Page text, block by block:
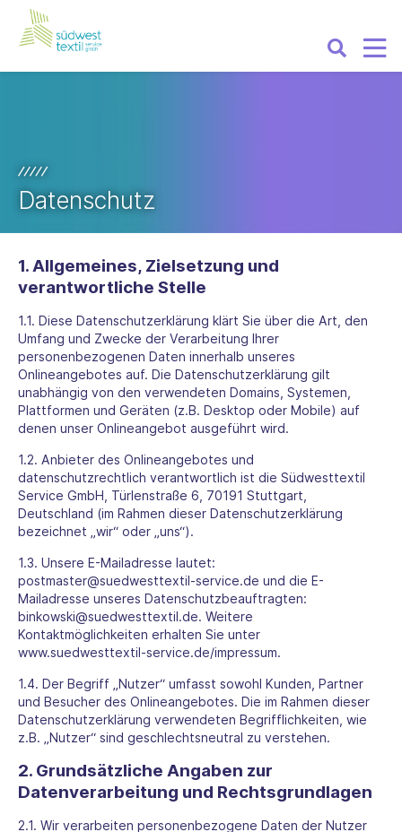
Datenschutz
1. Allgemeines, Zielsetzung und
verantwortliche Stelle
1.1. Diese Datenschutzerklärung klärt Sie über die Art, den
Umfang und Zwecke der Verarbeitung Ihrer
personenbezogenen Daten innerhalb unseres
Onlineangebotes auf. Die Datenschutzerklärung gilt
unabhängig von den verwendeten Domains, Systemen,
Plattformen und Geräten (z.B. Desktop oder Mobile) auf
denen unser Onlineangebot ausgeführt wird.
1.2. Anbieter des Onlineangebotes und
datenschutzrechtlich verantwortlich ist die Südwesttextil
Service GmbH, Türlenstraße 6, 70191 Stuttgart,
Deutschland (im Rahmen dieser Datenschutzerklärung
bezeichnet „wir“ oder „uns“).
1.3. Unsere E-Mailadresse lautet:
postmaster@suedwesttextil-service.de und die E-
Mailadresse unseres Datenschutzbeauftragten:
binkowski@suedwesttextil.de. Weitere
Kontaktmöglichkeiten erhalten Sie unter
www.suedwesttextil-service.de/impressum.
1.4. Der Begriff „Nutzer“ umfasst sowohl Kunden, Partner
und Besucher des Onlineangebotes. Die im Rahmen dieser
Datenschutzerklärung verwendeten Begrifflichkeiten, wie
z.B. „Nutzer“ sind geschlechtsneutral zu verstehen.
2. Grundsätzliche Angaben zur
Datenverarbeitung und Rechtsgrundlagen
2.1. Wir verarbeiten personenbezogene Daten der Nutzer